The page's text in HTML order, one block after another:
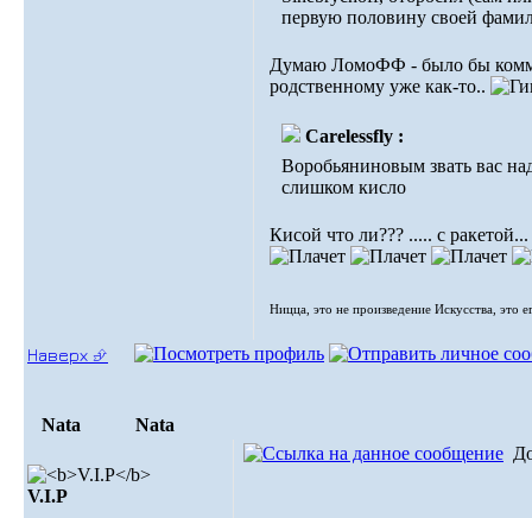
первую половину своей
Думаю ЛомоФФ - было бы
родственному уже как-то..
Carelessfly :
Воробьяниновым звать вас
слишком кисло
Кисой что ли??? ..... с ракетой...
Ницца, это не произведение Искусства, это
Наверх ⮵
Nata Nata
V.I.Р